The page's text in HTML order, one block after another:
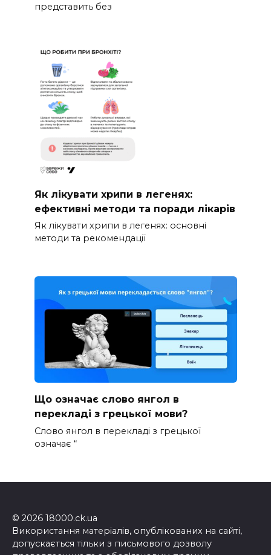
представить без
Як лікувати хрипи в легенях:
ефективні методи та поради лікарів
Як лікувати хрипи в легенях: основні
методи та рекомендації
Що означає слово янгол в
перекладі з грецької мови?
Слово янгол в перекладі з грецької
означає “
© 2026 18000.ck.ua
Використання матеріалів, опублікованих на сайті,
допускається тільки з письмового дозволу